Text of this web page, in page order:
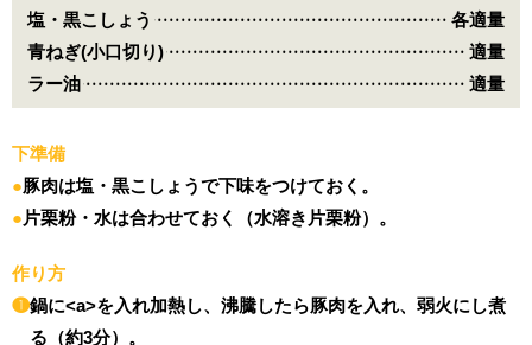
塩・黒こしょう
各適量
青ねぎ(小口切り)
適量
ラー油
適量
下準備
豚肉は塩・黒こしょうで下味をつけておく。
片栗粉・水は合わせておく（水溶き片栗粉）。
作り方
❶鍋に<a>を入れ加熱し、沸騰したら豚肉を入れ、弱火にし煮
る（約3分）。